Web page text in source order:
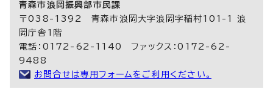
青森市浪岡振興部市民課
〒038-1392 青森市浪岡大字浪岡字稲村101-1 浪
岡庁舎1階
電話：0172-62-1140 ファックス：0172-62-
9488
お問合せは専用フォームをご利用ください。